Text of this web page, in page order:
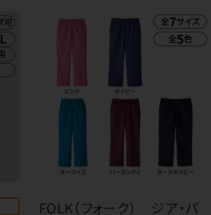
FOLK（フォーク） ジア・パ